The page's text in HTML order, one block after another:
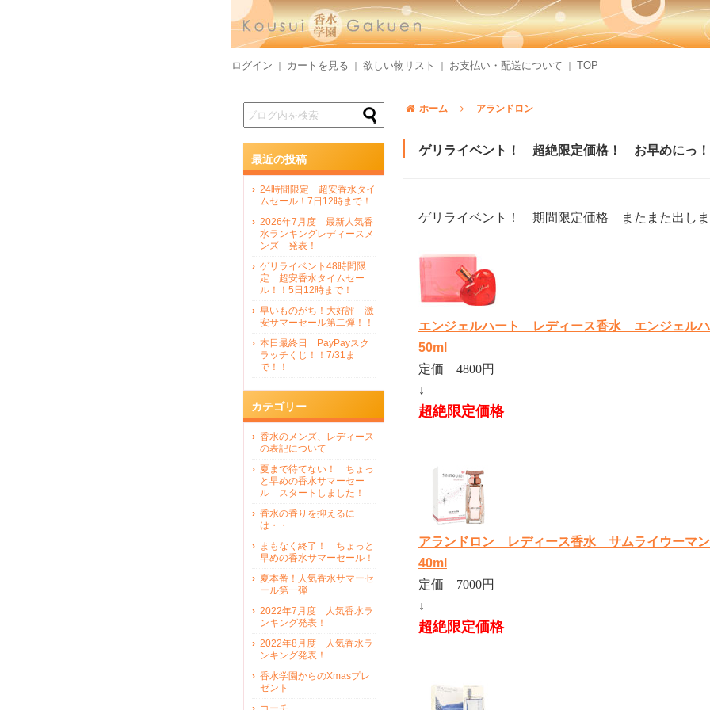
ログイン カートを見る 欲しい物リスト お支払い・配送について TOP
ホーム アランドロン
ゲリライベント！ 超絶限定価格！ お早めにっ！
ゲリライベント！ 期間限定価格 またまた出しま
エンジェルハート レディース香水 エンジェル
50ml
定価 4800円
↓
超絶限定価格
アランドロン レディース香水 サムライウーマ
40ml
定価 7000円
↓
超絶限定価格
最近の投稿
24時間限定 超安香水タイ
ムセール！7日12時まで！
2026年7月度 最新人気香
水ランキングレディースメ
ンズ 発表！
ゲリライベント48時間限
定 超安香水タイムセー
ル！！5日12時まで！
早いものがち！大好評 激
安サマーセール第二弾！！
本日最終日 PayPayスク
ラッチくじ！！7/31ま
で！！
カテゴリー
香水のメンズ、レディース
の表記について
夏まで待てない！ ちょっ
と早めの香水サマーセー
ル スタートしました！
香水の香りを抑えるに
は・・
まもなく終了！ ちょっと
早めの香水サマーセール！
夏本番！人気香水サマーセ
ール第一弾
2022年7月度 人気香水ラ
ンキング発表！
2022年8月度 人気香水ラ
ンキング発表！
香水学園からのXmasプレ
ゼント